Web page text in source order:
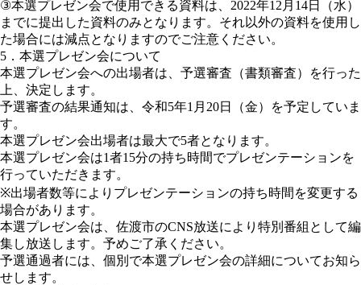
③本選プレゼン会で使用できる資料は、2022年12月14日（水）
までに提出した資料のみとなります。それ以外の資料を使用し
た場合には減点となりますのでご注意ください。
5．本選プレゼン会について
本選プレゼン会への出場者は、予選審査（書類審査）を行った
上、決定します。
予選審査の結果通知は、令和5年1月20日（金）を予定していま
す。
本選プレゼン会出場者は最大で5者となります。
本選プレゼン会は1者15分の持ち時間でプレゼンテーションを
行っていただきます。
※出場者数等によりプレゼンテーションの持ち時間を変更する
場合があります。
本選プレゼン会は、佐渡市のCNS放送により特別番組として編
集し放送します。予めご了承ください。
予選通過者には、個別で本選プレゼン会の詳細についてお知ら
せします。